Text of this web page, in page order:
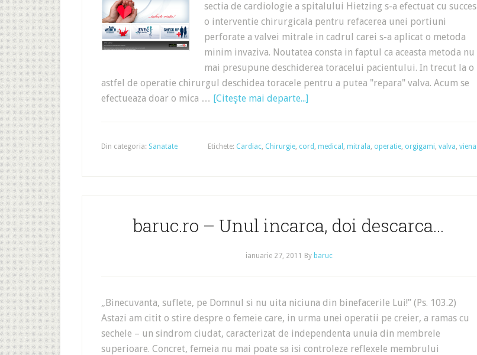
sectia de cardiologie a spitalului Hietzing s-a efectuat cu succes
o interventie chirurgicala pentru refacerea unei portiuni
perforate a valvei mitrale in cadrul carei s-a aplicat o metoda
minim invaziva. Noutatea consta in faptul ca aceasta metoda nu
mai presupune deschiderea toracelui pacientului. In trecut la o
astfel de operatie chirurgul deschidea toracele pentru a putea "repara" valva. Acum se
efectueaza doar o mica … [Citeşte mai departe...]
Din categoria: Sanatate Etichete: Cardiac, Chirurgie, cord , medical , mitrala, operatie, orgigami, valva, viena
baruc.ro – Unul incarca, doi descarca…
ianuarie 27, 2011 By baruc
„Binecuvanta, suflete, pe Domnul si nu uita niciuna din binefacerile Lui!” (Ps. 103.2)
Astazi am citit o stire despre o femeie care, in urma unei operatii pe creier, a ramas cu
sechele – un sindrom ciudat, caracterizat de independenta unuia din membrele
superioare. Concret, femeia nu mai poate sa isi controleze reflexele membrului